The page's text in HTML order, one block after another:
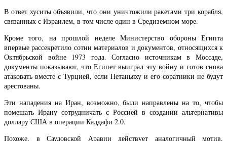
В ответ хуситы объявили, что они уничтожили ракетами три корабля,
связанных с Израилем, в том числе один в Средиземном море.
Кроме того, на прошлой неделе Министерство обороны Египта
впервые рассекретило сотни материалов и документов, относящихся к
Октябрьской войне 1973 года. Согласно источникам в Моссаде,
документы показывают, что Египет выиграл эту войну и готов снова
атаковать вместе с Турцией, если Нетаньяху и его соратники не будут
арестованы.
Эти нападения на Иран, возможно, были направлены на то, чтобы
помешать Ирану сотрудничать с Россией в создании альтернативы
доллару США в операции Каддафи 2.0.
Похоже, в Саудовской Аравии действует аналогичный мотив.